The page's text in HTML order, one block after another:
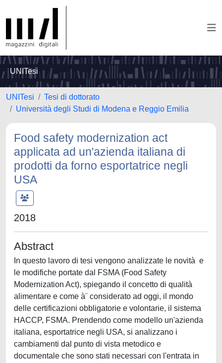
UNITesi
UNITesi
Tesi di dottorato
Università degli Studi di Modena e Reggio Emilia
Food safety modernization act
applicata ad un'azienda italiana di
prodotti da forno esportatrice negli
USA
2018
Abstract
In questo lavoro di tesi vengono analizzate le novità e
le modifiche portate dal FSMA (Food Safety
Modernization Act), spiegando il concetto di qualità
alimentare e come à¨ considerato ad oggi, il mondo
delle certificazioni obbligatorie e volontarie, il sistema
HACCP, FSMA. Prendendo come modello un'azienda
italiana, esportatrice negli USA, si analizzano i
cambiamenti dal punto di vista metodico e
documentale che sono stati necessari con l'entrata in